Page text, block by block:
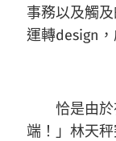
事務以及觸
運轉design
恰是由於
端！」林天